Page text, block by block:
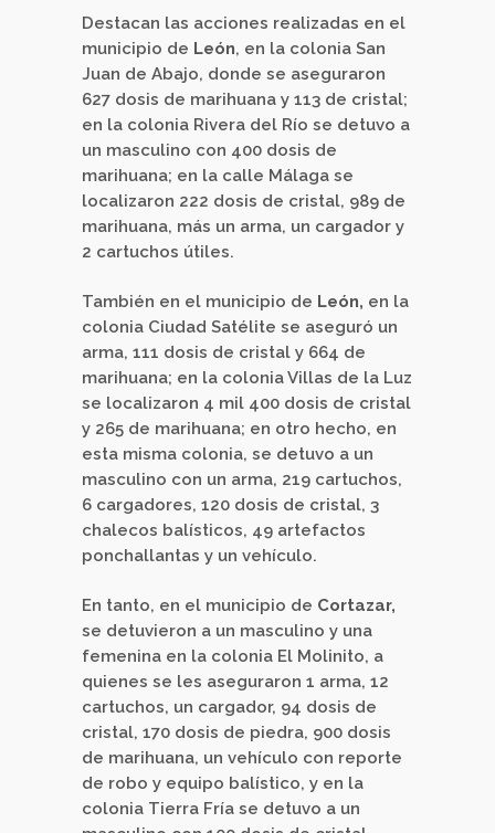
Destacan las acciones realizadas en el
municipio de León, en la colonia San
Juan de Abajo, donde se aseguraron
627 dosis de marihuana y 113 de cristal;
en la colonia Rivera del Río se detuvo a
un masculino con 400 dosis de
marihuana; en la calle Málaga se
localizaron 222 dosis de cristal, 989 de
marihuana, más un arma, un cargador y
2 cartuchos útiles.
También en el municipio de León, en la
colonia Ciudad Satélite se aseguró un
arma, 111 dosis de cristal y 664 de
marihuana; en la colonia Villas de la Luz
se localizaron 4 mil 400 dosis de cristal
y 265 de marihuana; en otro hecho, en
esta misma colonia, se detuvo a un
masculino con un arma, 219 cartuchos,
6 cargadores, 120 dosis de cristal, 3
chalecos balísticos, 49 artefactos
ponchallantas y un vehículo.
En tanto, en el municipio de Cortazar,
se detuvieron a un masculino y una
femenina en la colonia El Molinito, a
quienes se les aseguraron 1 arma, 12
cartuchos, un cargador, 94 dosis de
cristal, 170 dosis de piedra, 900 dosis
de marihuana, un vehículo con reporte
de robo y equipo balístico, y en la
colonia Tierra Fría se detuvo a un